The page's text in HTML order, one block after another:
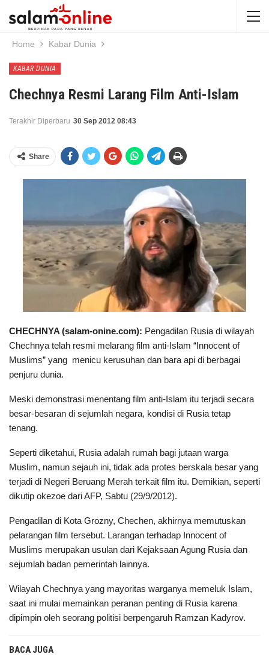
Home Kabar Dunia
KABAR DUNIA
Chechnya Resmi Larang Film Anti-Islam
Terakhir Diperbaru 30 Sep 2012 08:43
Share
CHECHNYA (salam-onine.com): Pengadilan Rusia di wilayah
Chechnya telah resmi melarang film anti-Islam “Innocent of
Muslims” yang menicu kerusuhan dan bara api di berbagai
penjuru dunia.
Meski demonstrasi menentang film anti-Islam itu terjadi secara
besar-besaran di sejumlah negara, kondisi di Rusia tetap
tenang.
Seperti diketahui, Rusia adalah rumah bagi jutaan warga
Muslim, namun sejauh ini, tidak ada protes berskala besar yang
terjadi di Negeri Beruang Merah terkait film itu. Demikian, seperti
dikutip okezoe dari AFP, Sabtu (29/9/2012).
Pengadilan di Kota Grozny, Chechen, akhirnya memutuskan
pelarangan film tersebut. Larangan terhadap Innocent of
Muslims merupakan usulan dari Kejaksaan Agung Rusia dan
sejumlah badan pemerintah lainnya.
Wilayah Chechnya yang mayoritas warganya memeluk Islam,
saat ini mulai memainkan peranan penting di Rusia karena
dipimpin oleh seorang politisi berpengaruh Ramzan Kadyrov.
BACA JUGA